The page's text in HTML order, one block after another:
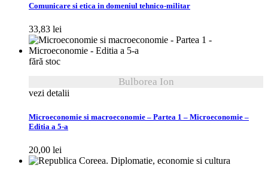
Comunicare si etica in domeniul tehnico-militar
33,83 lei
fără stoc
Bulborea Ion
vezi detalii
Microeconomie si macroeconomie – Partea 1 – Microeconomie –
Editia a 5-a
20,00 lei